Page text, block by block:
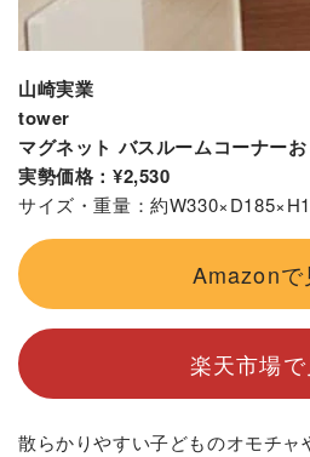
山崎実業
tower
マグネット バスルームコーナー
実勢価格：¥2,530
サイズ・重量：約
Amazonで
楽天市場で
散らかりやすい子どものオモチャ